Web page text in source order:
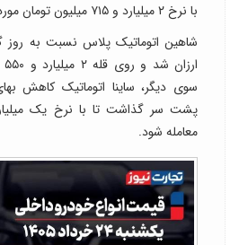
با نرخ ۲ میلیارد و ۷۱۵ میلیون تومان مورد معامله قرار گیرد.
معامله شود.